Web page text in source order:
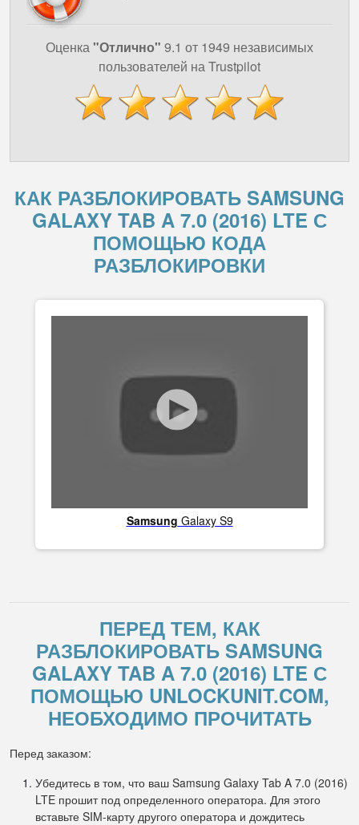
Оценка"Отлично" 9.1 от 1949 независимых
пользователей на Trustpilot
КАК РАЗБЛОКИРОВАТЬ SAMSUNG
GALAXY TAB A 7.0 (2016) LTE С
ПОМОЩЬЮ КОДА
РАЗБЛОКИРОВКИ
Samsung Galaxy S9
ПЕРЕД ТЕМ, КАК
РАЗБЛОКИРОВАТЬ SAMSUNG
GALAXY TAB A 7.0 (2016) LTE С
ПОМОЩЬЮ UNLOCKUNIT.COM,
НЕОБХОДИМО ПРОЧИТАТЬ
Перед заказом:
Убедитесь в том, что ваш Samsung Galaxy Tab A 7.0 (2016)
LTE прошит под определенного оператора. Для этого
вставьте SIM-карту другого оператора и дождитесь